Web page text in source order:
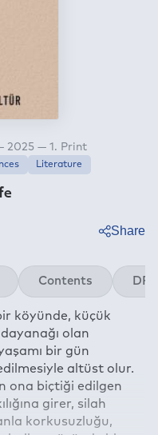
2025 — 1. Print
Literature
Share
Twitter
Facebook
Linkedin
Whatsapp
E-mail
Contents
köyünde, küçük
olan
bir gün
altüst olur.
ona biçtiği edilgen
girer, silah
korkusuzluğu,